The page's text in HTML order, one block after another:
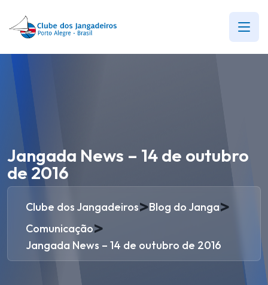
Jangada News – 14 de outubro
de 2016
Clube dos Jangadeiros>Blog do Janga>
Comunicação>
Jangada News – 14 de outubro de 2016